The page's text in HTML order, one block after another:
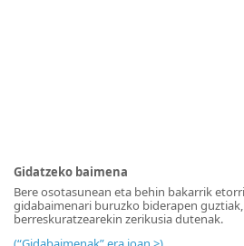
Gidatzeko baimena
Bere osotasunean eta behin bakarrik
gidabaimenari buruzko biderapen
berreskuratzearekin zerikusia dutenak.